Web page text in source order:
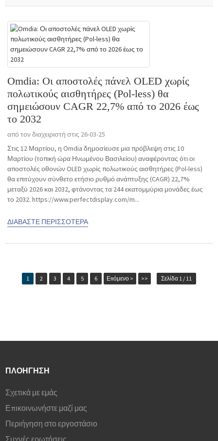
Omdia: Οι αποστολές πάνελ OLED χωρίς
πολωτικούς αισθητήρες (Pol-less) θα
σημειώσουν CAGR 22,7% από το 2026 έως
το 2032
από τον διαχειριστή στις 26-03-25
Στις 12 Μαρτίου, η Omdia δημοσίευσε μια πρόβλεψη στις 10
Μαρτίου (τοπική ώρα Ηνωμένου Βασιλείου) αναφέροντας ότι οι
αποστολές οθονών OLED χωρίς πολωτικούς αισθητήρες (Pol-less)
θα επιτύχουν σύνθετο ετήσιο ρυθμό ανάπτυξης (CAGR) 22,7%
μεταξύ 2026 και 2032, φτάνοντας τα 244 εκατομμύρια μονάδες έως
το 2032. https://www.perfectdisplay.com/m...
ΔΙΑΒΆΣΤΕ ΠΕΡΙΣΣΌΤΕΡΑ
1 2 3 4 5 6 Επόμενο > >> Σελίδα 1 / 11
ΠΛΟΉΓΗΣΗ
Σχετικά με εμάς
Επικοινωνήστε μαζί μας
Περιήγηση στο εργοστάσιο
Συχνές ερωτήσεις